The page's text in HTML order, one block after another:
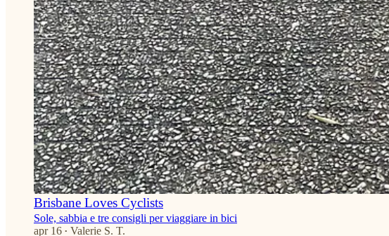
Brisbane Loves Cyclists
Sole, sabbia e tre consigli per viaggiare in bici
apr 16 • Valerie S. T.